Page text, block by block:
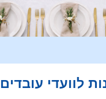
לוועדי עובדים